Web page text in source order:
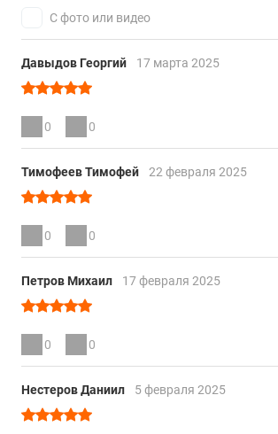
С фото или видео
Давыдов Георгий 17 марта 2025
0 0
Тимофеев Тимофей 22 февраля 2025
0 0
Петров Михаил 17 февраля 2025
0 0
Нестеров Даниил 5 февраля 2025